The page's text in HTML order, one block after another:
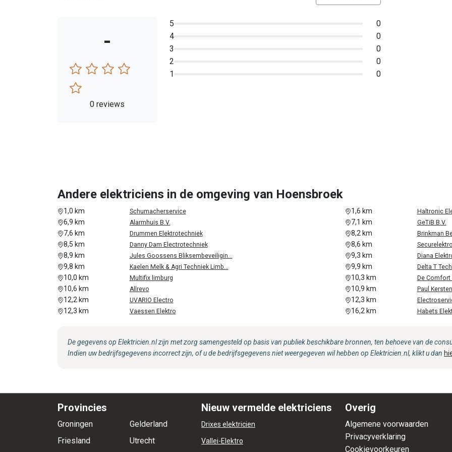
-
0 reviews
5
0
4
0
3
0
2
0
1
0
Andere elektriciens in de omgeving van Hoensbroek
1,0 km Schumacherservice 1,6 km Haltronic
6,9 km Alarmhuis B.V. 7,1 km GeTiB B.V.
7,6 km Drummen Elektrotechniek 8,2 km Brinkman
8,5 km Danny Dam Electrotechniek 8,6 km Securelektro
8,9 km Jules Goossens Bliksembeveiligin... 9,3 km Diana
9,8 km Kaelen Melk & Agri Techniek Limb... 9,9 km Delta T
10,0 km Multifix limburg 10,3 km De Comfort
10,6 km Allrevo 10,9 km Paul Kersten
12,2 km UVARIO Electro 12,3 km
12,3 km Vaessen Elektro 16,2 km Habets
De gegevens op Elektricien.nl zijn met zorg samengesteld op basis van publiek beschikbare bronnen, ten behoeve van de
Indien uw bedrijfsgegevens incorrect zijn, of u de bedrijfsgegevens niet weergegeven wil hebben op Elektricien.nl, klikt u dan
Provincies
Groningen
Friesland
Gelderland
Utrecht
Nieuw vermelde elektriciens
Drixes elektricien
Vallei-Elektro
Overig
Algemene voorwaarden
Privacyverklaring
Cookievoorkeuren